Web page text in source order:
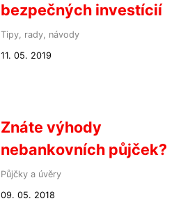
bezpečných investícií
Tipy, rady, návody
11. 05. 2019
Znáte výhody
nebankovních půjček?
Půjčky a úvěry
09. 05. 2018